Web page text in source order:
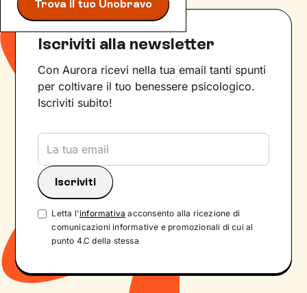
Trova il tuo Unobravo
Iscriviti alla newsletter
Con Aurora ricevi nella tua email tanti spunti
per coltivare il tuo benessere psicologico.
Iscriviti subito!
Letta l'informativa acconsento alla ricezione di
comunicazioni informative e promozionali di cui al
punto 4.C della stessa